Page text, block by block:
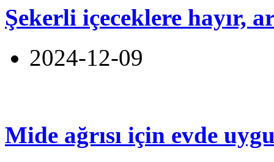
Şekerli içeceklere hayır,
2024-12-09
Mide ağrısı için evde